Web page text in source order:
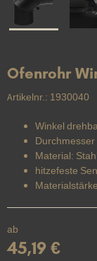
Ofenrohr
Artikelnr.: 1930040
Winkel
Material:
hitzefeste
ab
45,19 €